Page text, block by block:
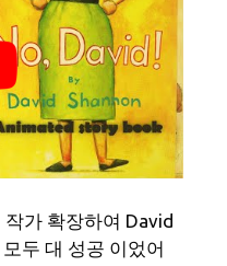
가 확장하여 David
두 대 성공 이었어